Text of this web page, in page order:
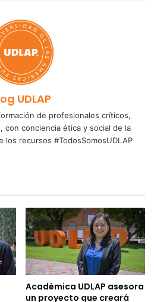
UDLAP
de profesionales críticos,
con conciencia ética y social de la
recursos #TodosSomosUDLAP
Académica UDLAP asesora
un proyecto que creará